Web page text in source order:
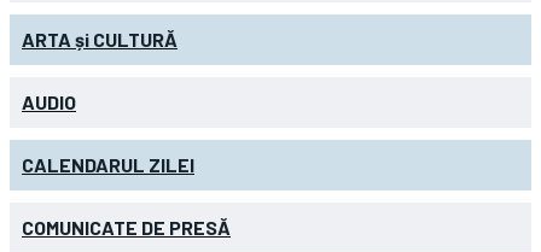
ARTA și CULTURĂ
AUDIO
CALENDARUL ZILEI
COMUNICATE DE PRESĂ